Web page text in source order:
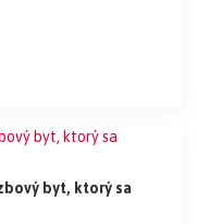
byt, ktorý sa